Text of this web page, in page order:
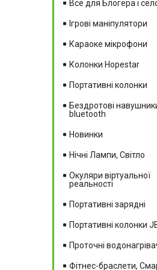
Все для Блогера і
Ігрові маніпулятори
Караоке мікрофони
Колонки Hopestar
Портативні колонки
Бездротові
bluetooth
Новинки
Нічні Лампи, Світло
Окуляри віртуальної
реальності
Портативні зарядні
Портативні колонки
Проточні
Фітнес-браслети,